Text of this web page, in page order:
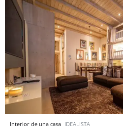
Interior de una casa IDEALISTA